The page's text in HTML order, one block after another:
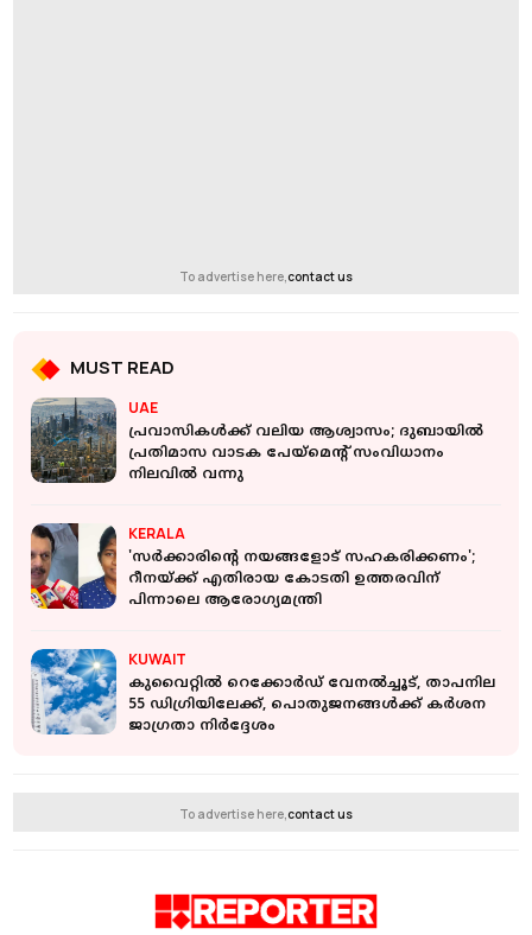
To advertise here,contact us
MUST READ
UAE
പ്രവാസികൾക്ക് വലിയ ആശ്വാസം; ദുബായിൽ
പ്രതിമാസ വാടക പേയ്‌മെന്റ് സംവിധാനം
നിലവിൽ വന്നു
KERALA
'സര്‍ക്കാരിന്റെ നയങ്ങളോട് സഹകരിക്കണം';
റീനയ്ക്ക് എതിരായ കോടതി ഉത്തരവിന്
പിന്നാലെ ആരോഗ്യമന്ത്രി
KUWAIT
കുവൈറ്റിൽ റെക്കോർഡ് വേനൽച്ചൂട്, താപനില
55 ഡി​ഗ്രിയിലേക്ക്, പൊതുജനങ്ങൾക്ക് കർശന
ജാഗ്രതാ നിർദ്ദേശം
To advertise here,contact us